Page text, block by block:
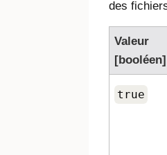
des
Valeur
[booléen]
true